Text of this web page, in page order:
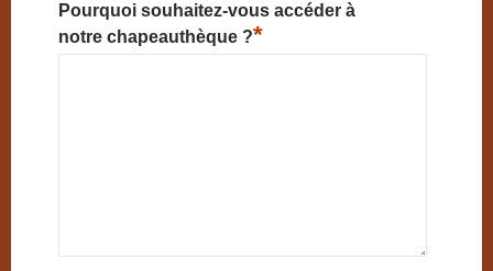
Pourquoi souhaitez-vous accéder à
notre chapeauthèque ?*